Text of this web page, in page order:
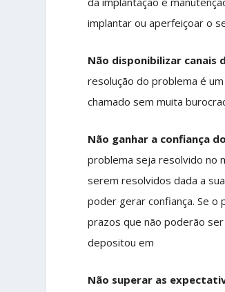
implantar ou aperfeiçoar o
Não disponibilizar canais
resolução do problema é
chamado sem muita
Não ganhar a confiança
problema seja resolvido no
serem resolvidos dada a
poder gerar confiança. Se o
prazos que não poderão
depositou em
Não superar as